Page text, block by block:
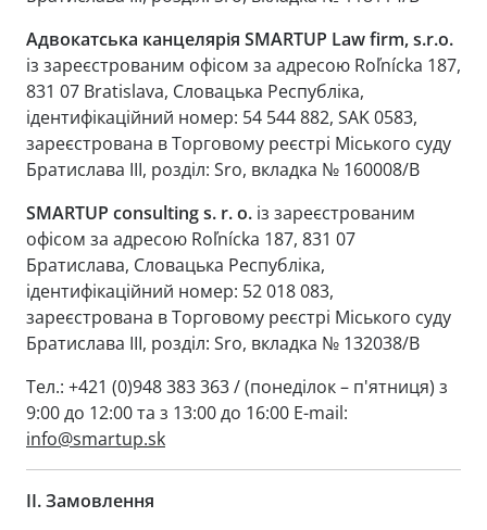
Адвокатська канцелярія SMARTUP Law firm, s.r.o.
із зареєстрованим офісом за адресою Roľnícka 187,
831 07 Bratislava, Словацька Республіка,
ідентифікаційний номер: 54 544 882, SAK 0583,
зареєстрована в Торговому реєстрі Міського суду
Братислава III, розділ: Sro, вкладка № 160008/B
SMARTUP consulting s. r. o. із зареєстрованим
офісом за адресою Roľnícka 187, 831 07
Братислава, Словацька Республіка,
ідентифікаційний номер: 52 018 083,
зареєстрована в Торговому реєстрі Міського суду
Братислава III, розділ: Sro, вкладка № 132038/B
Тел.: +421 (0)948 383 363 / (понеділок – п'ятниця) з
9:00 до 12:00 та з 13:00 до 16:00 E-mail:
info@smartup.sk
II.Замовлення